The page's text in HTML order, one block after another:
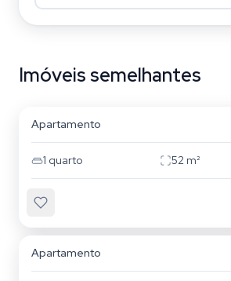
Imóveis semelhantes
Mooca
Apartamento
1 quarto 52 m²
Apartamento